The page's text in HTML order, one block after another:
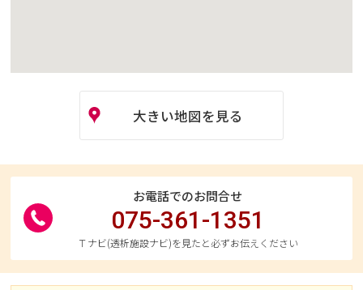
大きい地図を見る
お電話でのお問合せ
075-361-1351
Ｔナビ(透析施設ナビ)を見たと必ずお伝えください